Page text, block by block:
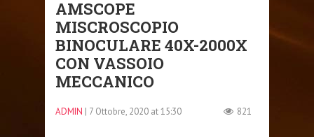
AMSCOPE
MISCROSCOPIO
BINOCULARE 40X-2000X
CON VASSOIO
MECCANICO
ADMIN | 7 Ottobre, 2020 at 15:30 821